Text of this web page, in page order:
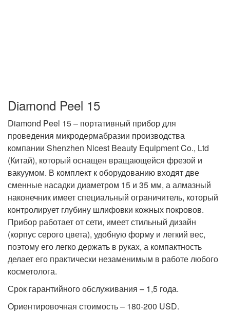
Diamond Peel 15
Diamond Peel 15 – портативный прибор для
проведения микродермабразии производства
компании Shenzhen Nicest Beauty Equipment Co., Ltd
(Китай), который оснащен вращающейся фрезой и
вакуумом. В комплект к оборудованию входят две
сменные насадки диаметром 15 и 35 мм, а алмазный
наконечник имеет специальный ограничитель, который
контролирует глубину шлифовки кожных покровов.
Прибор работает от сети, имеет стильный дизайн
(корпус серого цвета), удобную форму и легкий вес,
поэтому его легко держать в руках, а компактность
делает его практически незаменимым в работе любого
косметолога.
Срок гарантийного обслуживания – 1,5 года.
Ориентировочная стоимость – 180-200 USD.